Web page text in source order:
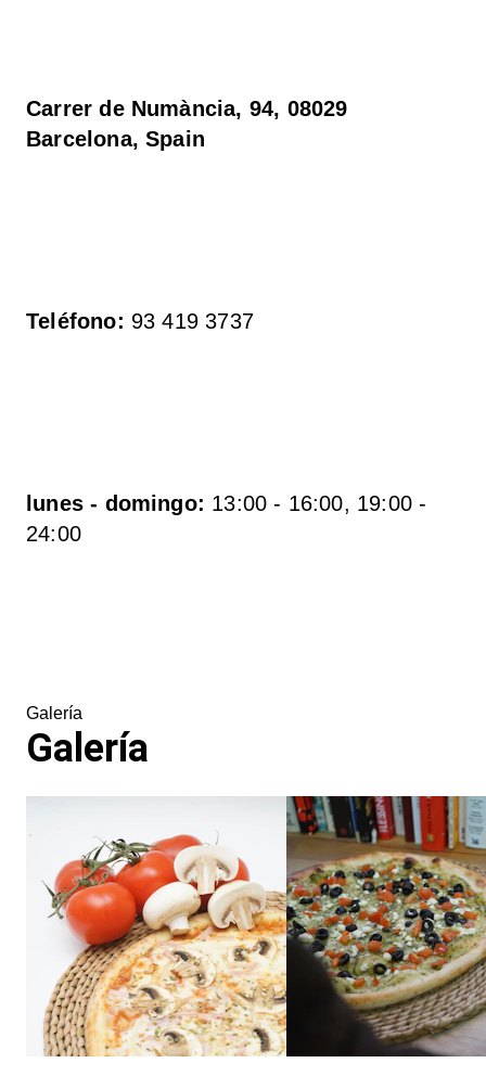
Carrer de Numància, 94, 08029
Barcelona, Spain
Teléfono: 93 419 3737
lunes - domingo: 13:00 - 16:00, 19:00 -
24:00
Galería
Galería